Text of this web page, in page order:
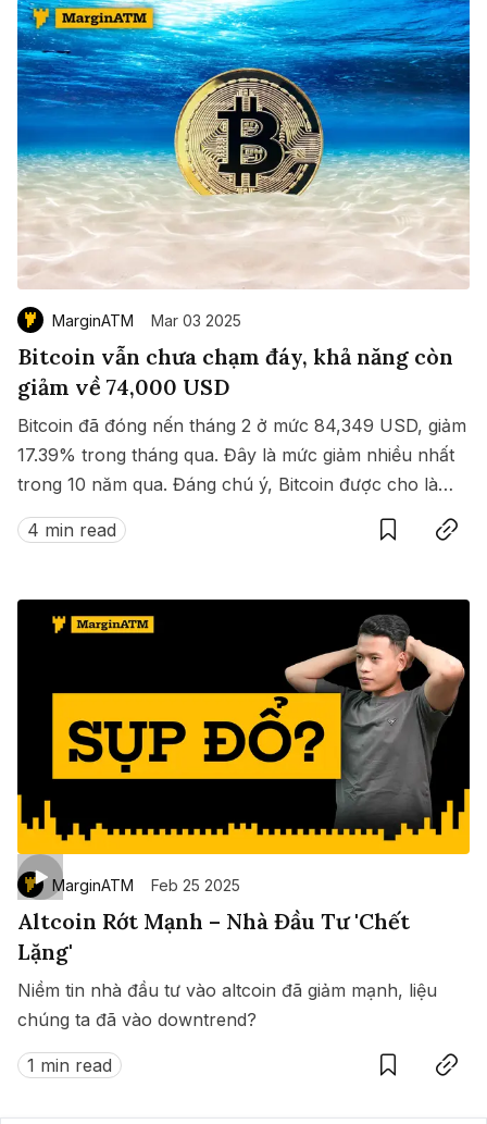
MarginATM Mar 03 2025
Bitcoin vẫn chưa chạm đáy, khả năng còn
giảm về 74,000 USD
Bitcoin đã đóng nến tháng 2 ở mức 84,349 USD, giảm
17.39% trong tháng qua. Đây là mức giảm nhiều nhất
trong 10 năm qua. Đáng chú ý, Bitcoin được cho là
vẫn chưa chạm đáy và vẫn có khả năng quay về
74,000 USD.
4 min read
SaveCopy link
MarginATM Feb 25 2025
Altcoin Rớt Mạnh – Nhà Đầu Tư 'Chết
Lặng'
Niềm tin nhà đầu tư vào altcoin đã giảm mạnh, liệu
chúng ta đã vào downtrend?
1 min read